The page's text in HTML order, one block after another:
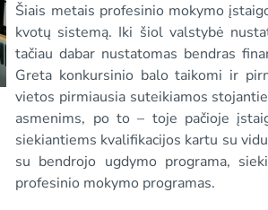
Šiais metais profesinio mokymo
kvotų sistemą. Iki šiol valstybė
tačiau dabar nustatomas bendras
Greta konkursinio balo taikomi ir
vietos pirmiausia suteikiamos
asmenims, po to – toje pačioje
siekiantiems kvalifikacijos kartu su
su bendrojo ugdymo programa,
profesinio mokymo programas.